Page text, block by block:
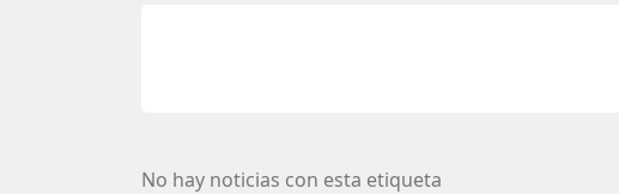
No hay noticias con esta etiqueta